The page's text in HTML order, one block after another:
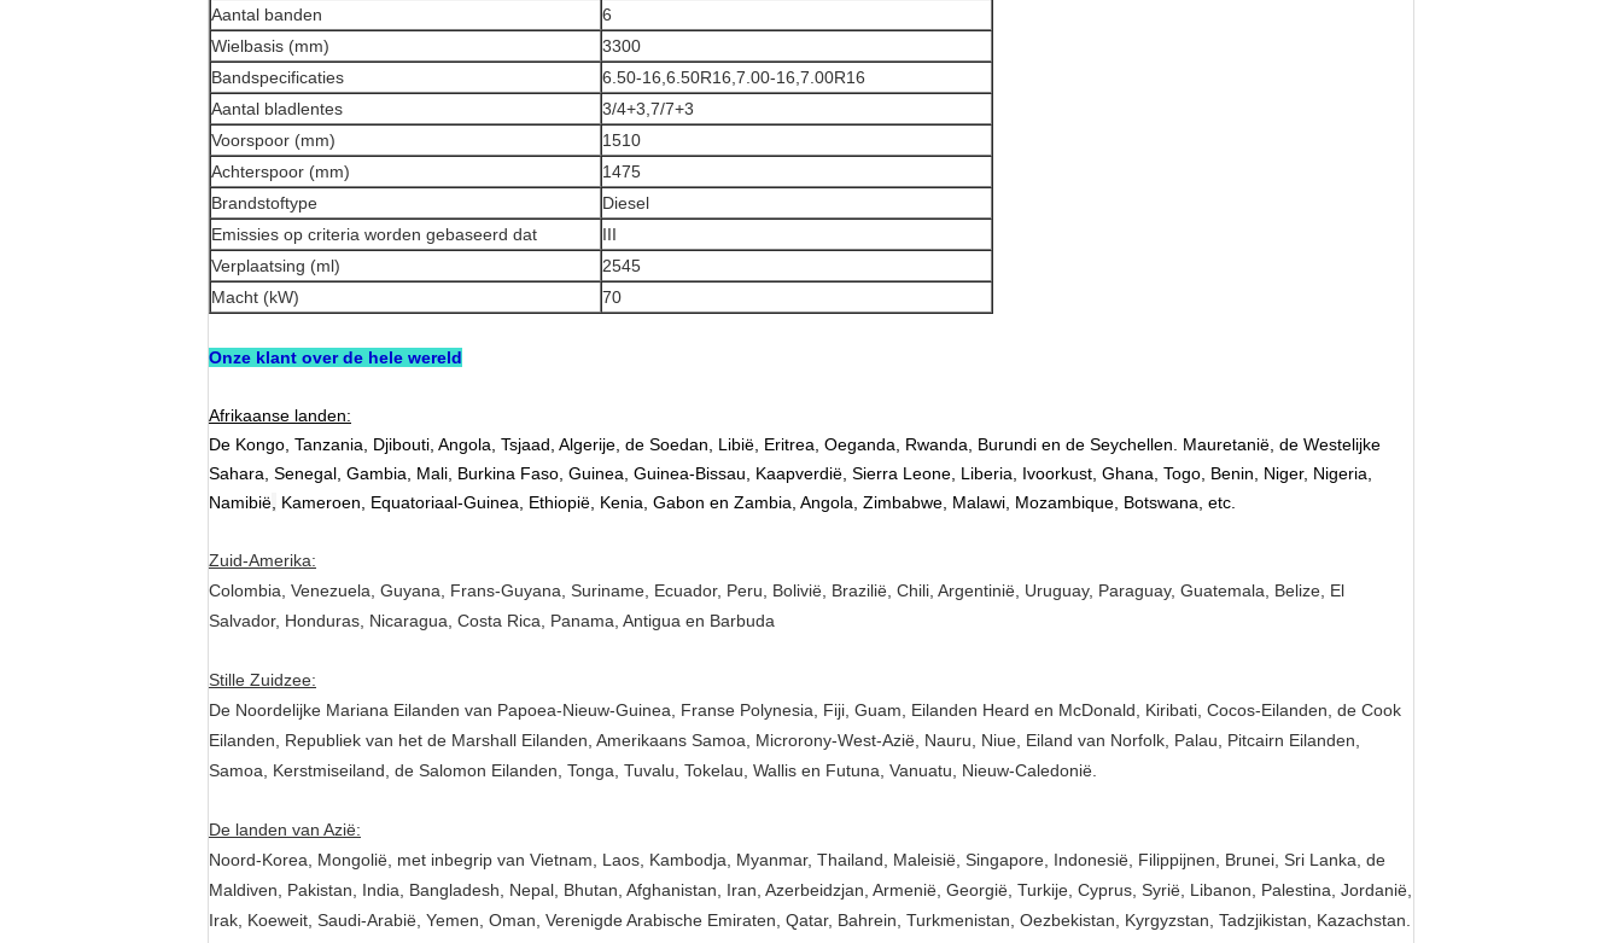
Aantal banden
6
Wielbasis (mm)
3300
Bandspecificaties
6.50-16,6.50R16,7.00-16,7.00R16
Aantal bladlentes
3/4+3,7/7+3
Voorspoor (mm)
1510
Achterspoor (mm)
1475
Brandstoftype
Diesel
Emissies op criteria worden gebaseerd dat
III
Verplaatsing (ml)
2545
Macht (kW)
70
Onze klant over de hele wereld
Afrikaanse landen:
De Kongo, Tanzania, Djibouti, Angola, Tsjaad, Algerije, de Soedan, Libië, Eritrea, Oeganda, Rwanda, Burundi en de Seychellen. Mauretanië, de Westelijke
Sahara, Senegal, Gambia, Mali, Burkina Faso, Guinea, Guinea-Bissau, Kaapverdië, Sierra Leone, Liberia, Ivoorkust, Ghana, Togo, Benin, Niger, Nigeria,
Namibië Kameroen, Equatoriaal-Guinea, Ethiopië, Kenia, Gabon en Zambia, Angola, Zimbabwe, Malawi, Mozambique, Botswana, etc.
Zuid-Amerika:
Colombia, Venezuela, Guyana, Frans-Guyana, Suriname, Ecuador, Peru, Bolivië, Brazilië, Chili, Argentinië, Uruguay, Paraguay, Guatemala, Belize, El
Salvador, Honduras, Nicaragua, Costa Rica, Panama, Antigua en Barbuda
Stille Zuidzee:
De Noordelijke Mariana Eilanden van Papoea-Nieuw-Guinea, Franse Polynesia, Fiji, Guam, Eilanden Heard en McDonald, Kiribati, Cocos-Eilanden, de Cook
Eilanden, Republiek van het de Marshall Eilanden, Amerikaans Samoa, Microrony-West-Azië, Nauru, Niue, Eiland van Norfolk, Palau, Pitcairn Eilanden,
Samoa, Kerstmiseiland, de Salomon Eilanden, Tonga, Tuvalu, Tokelau, Wallis en Futuna, Vanuatu, Nieuw-Caledonië.
De landen van Azië:
Noord-Korea, Mongolië, met inbegrip van Vietnam, Laos, Kambodja, Myanmar, Thailand, Maleisië, Singapore, Indonesië, Filippijnen, Brunei, Sri Lanka, de
Maldiven, Pakistan, India, Bangladesh, Nepal, Bhutan, Afghanistan, Iran, Azerbeidzjan, Armenië, Georgië, Turkije, Cyprus, Syrië, Libanon, Palestina, Jordanië,
Irak, Koeweit, Saudi-Arabië, Yemen, Oman, Verenigde Arabische Emiraten, Qatar, Bahrein, Turkmenistan, Oezbekistan, Kyrgyzstan, Tadzjikistan, Kazachstan.